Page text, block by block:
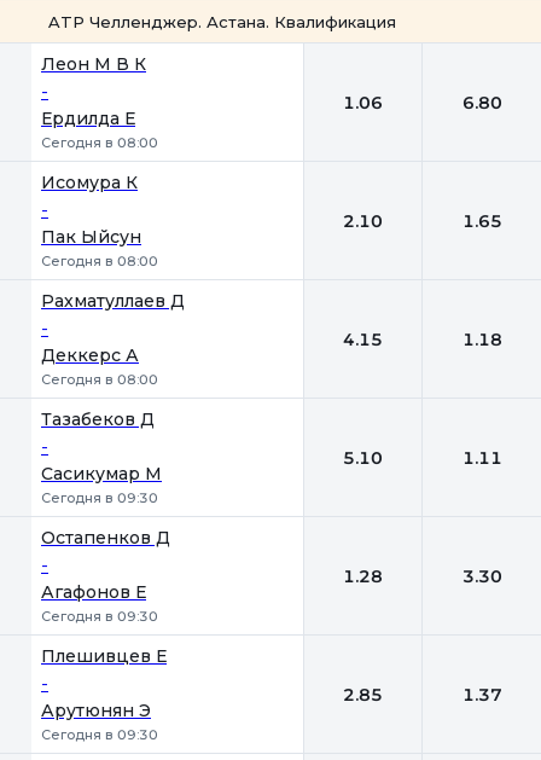
ATP Челленджер. Астана. Квалификация
Леон М В К
-
Ердилда Е
Сегодня в 08:00
1.06 6.80
Исомура К
-
Пак Ыйсун
Сегодня в 08:00
2.10 1.65
Рахматуллаев Д
-
Деккерс А
Сегодня в 08:00
4.15 1.18
Тазабеков Д
-
Сасикумар М
Сегодня в 09:30
5.10 1.11
Остапенков Д
-
Агафонов Е
Сегодня в 09:30
1.28 3.30
Плешивцев Е
-
Арутюнян Э
Сегодня в 09:30
2.85 1.37